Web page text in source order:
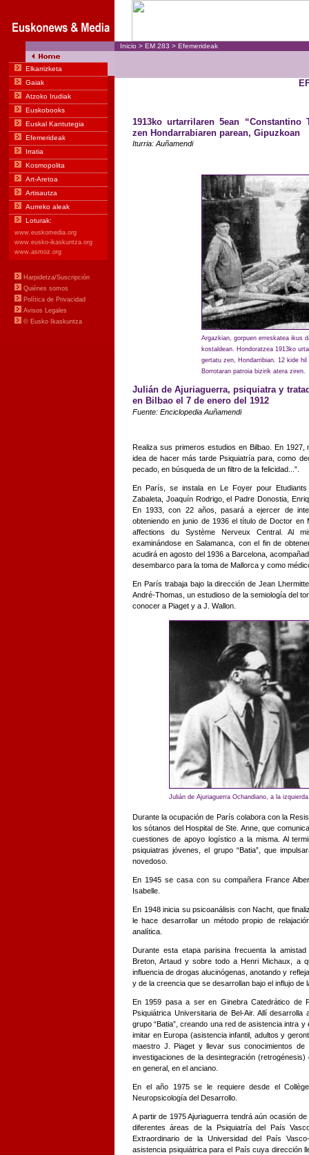
1913ko urtarrilaren 5ean “Constantino
zen Hondarrabiaren parean, Gipuzkoan
Iturria: Auñamendi
Argazkian, gorpuen erreskatea ikus
kostaldean. Hondoratzea 1913ko
gertatu zen, Hondarribian. 12 kide
Borrotaran patroia bizirik atera ziren.
Julián de Ajuriaguerra, psiquiatra y
en Bilbao el 7 de enero del 1912
Fuente: Enciclopedia Auñamendi
Realiza sus primeros estudios en Bilbao. En
idea de hacer más tarde Psiquiatría para, como
pecado, en búsqueda de un filtro de la felicidad...”.
En París, se instala en Le Foyer pour
Zabaleta, Joaquín Rodrigo, el Padre Donostia,
En 1933, con 22 años, pasará a ejercer de
obteniendo en junio de 1936 el título de Doctor
affections du Système Nerveux Central. Al
examinándose en Salamanca, con el fin de
acudirá en agosto del 1936 a Barcelona,
desembarco para la toma de Mallorca y como
En París trabaja bajo la dirección de Jean
André-Thomas, un estudioso de la semiología del
conocer a Piaget y a J. Wallon.
Julián de Ajuriaguerra Ochandiano, a la
Durante la ocupación de París colabora con la
los sótanos del Hospital de Ste. Anne, que
cuestiones de apoyo logístico a la misma. Al
psiquiatras jóvenes, el grupo “Batia”, que
novedoso.
En 1945 se casa con su compañera France
Isabelle.
En 1948 inicia su psicoanálisis con Nacht, que
le hace desarrollar un método propio de
analítica.
Durante esta etapa parisina frecuenta la
Breton, Artaud y sobre todo a Henri Michaux, a
influencia de drogas alucinógenas, anotando y
y de la creencia que se desarrollan bajo el influjo de
En 1959 pasa a ser en Ginebra Catedrático de
Psiquiátrica Universitaria de Bel-Air. Allí
grupo “Batia”, creando una red de asistencia intra
imitar en Europa (asistencia infantil, adultos y
maestro J. Piaget y llevar sus conocimientos
investigaciones de la desintegración
en general, en el anciano.
En el año 1975 se le requiere desde el
Neuropsicología del Desarrollo.
A partir de 1975 Ajuriaguerra tendrá aún ocasión
diferentes áreas de la Psiquiatría del País
Extraordinario de la Universidad del País
asistencia psiquiátrica para el País cuya dirección
Inicio > EM 283 > Efemerideak